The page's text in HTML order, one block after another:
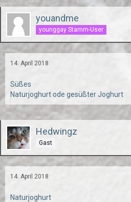
youandme
younggay Stamm-User
14. April 2018
Süßes
Naturjoghurt ode gesüßter Joghurt
Hedwingz
Gast
14. April 2018
Naturjoghurt